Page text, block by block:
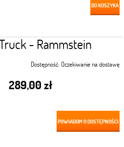
DO KOSZYKA
- Rammstein
Dostępność: Oczekiwanie na dostawę
289,00 zł
POWIADOM O DOSTĘPNOŚCI